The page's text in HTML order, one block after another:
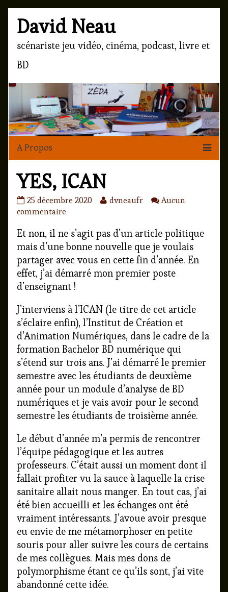
content
Page
Header
David Neau
scénariste jeu vidéo, cinéma, podcast, livre et
BD
YES, ICAN
YES,
ICAN
on
25 décembre 2020
Read
by
the
author
of
YES,
dvneaufr
Aucun
commentaire
ICAN
Et non, il ne s’agit pas d’un article politique
mais d’une bonne nouvelle que je voulais
partager avec vous en cette fin d’année. En
effet, j’ai démarré mon premier poste
d’enseignant !
J’interviens à l’ICAN (le titre de cet article
s’éclaire enfin), l’Institut de Création et
d’Animation Numériques, dans le cadre de la
formation Bachelor BD numérique qui
s’étend sur trois ans. J’ai démarré le premier
semestre avec les étudiants de deuxième
année pour un module d’analyse de BD
numériques et je vais avoir pour le second
semestre les étudiants de troisième année.
Le début d’année m’a permis de rencontrer
l’équipe pédagogique et les autres
professeurs. C’était aussi un moment dont il
fallait profiter vu la sauce à laquelle la crise
sanitaire allait nous manger. En tout cas, j’ai
été bien accueilli et les échanges ont été
vraiment intéressants. J’avoue avoir presque
eu envie de me métamorphoser en petite
souris pour aller suivre les cours de certains
de mes collègues. Mais mes dons de
polymorphisme étant ce qu’ils sont, j’ai vite
abandonné cette idée.